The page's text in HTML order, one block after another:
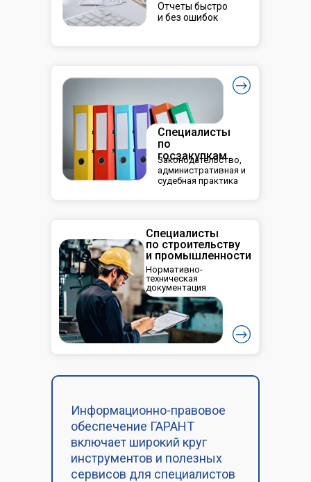
Отчеты быстро
и без ошибок
Специалисты
по
госзакупкам
Законодательство,
административная и
судебная практика
Специалисты
по строительству
и промышленности
Нормативно-
техническая
документация
Информационно-правовое
обеспечение ГАРАНТ
включает широкий круг
инструментов и полезных
сервисов для специалистов